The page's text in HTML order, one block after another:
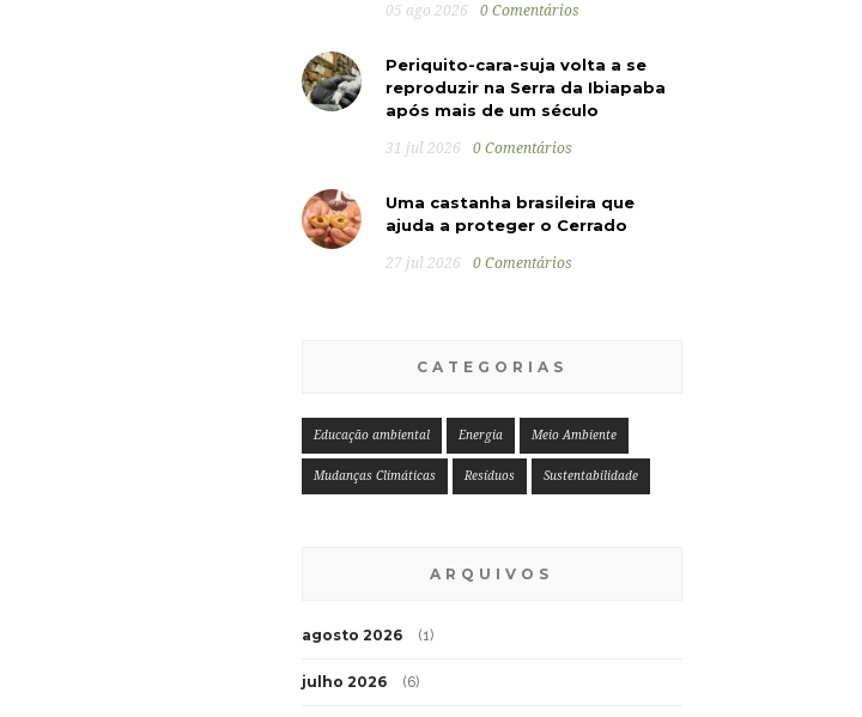
05 ago 2026 0 Comentários
Periquito-cara-suja volta a se
reproduzir na Serra da Ibiapaba
após mais de um século
31 jul 2026 0 Comentários
Uma castanha brasileira que
ajuda a proteger o Cerrado
27 jul 2026 0 Comentários
CATEGORIAS
Educação ambiental Energia Meio Ambiente
Mudanças Climáticas Resíduos Sustentabilidade
ARQUIVOS
agosto 2026 (1)
julho 2026 (6)